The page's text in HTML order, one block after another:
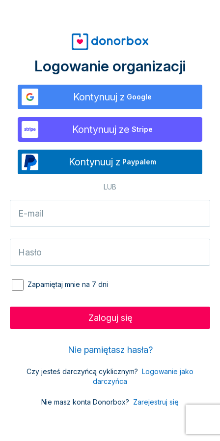
Logowanie organizacji
Kontynuuj z Google
Kontynuuj ze Stripe
Kontynuuj z Paypalem
LUB
Zapamiętaj mnie na 7 dni
Nie pamiętasz hasła?
Czy jesteś darczyńcą cyklicznym? Logowanie jako
darczyńca
Nie masz konta Donorbox? Zarejestruj się